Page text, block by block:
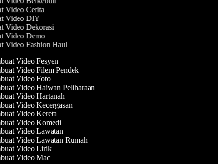
Video Cerita
Video DIY
Video Dekorasi
Video Demo
Video Fashion Haul
Video Fesyen
Video Filem Pendek
Video Foto
Video Haiwan Peliharaan
Video Hartanah
Video Kecergasan
Video Kereta
Video Komedi
Video Lawatan
Video Lawatan Rumah
Video Lirik
Video Mac